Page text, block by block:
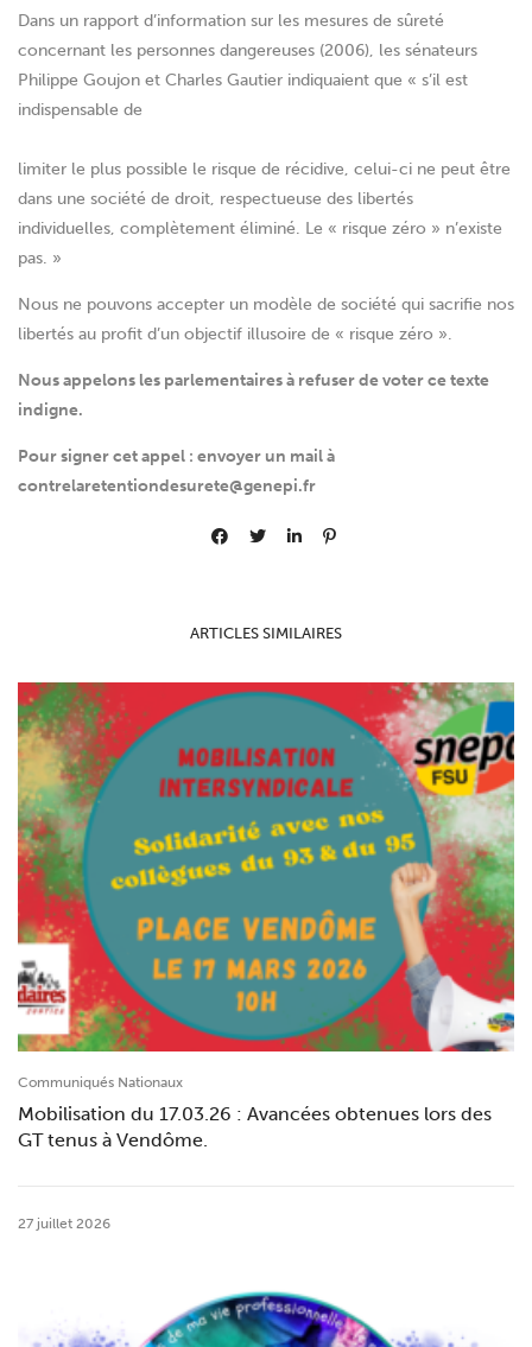
Dans un rapport d’information sur les mesures de sûreté
concernant les personnes dangereuses (2006), les sénateurs
Philippe Goujon et Charles Gautier indiquaient que « s’il est
indispensable de
limiter le plus possible le risque de récidive, celui-ci ne peut être
dans une société de droit, respectueuse des libertés
individuelles, complètement éliminé. Le « risque zéro » n’existe
pas. »
Nous ne pouvons accepter un modèle de société qui sacrifie nos
libertés au profit d’un objectif illusoire de « risque zéro ».
Nous appelons les parlementaires à refuser de voter ce texte
indigne.
Pour signer cet appel : envoyer un mail à
contrelaretentiondesurete@genepi.fr
ARTICLES SIMILAIRES
Communiqués Nationaux
Mobilisation du 17.03.26 : Avancées obtenues lors des
GT tenus à Vendôme.
27 juillet 2026